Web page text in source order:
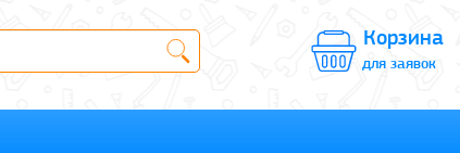
Корзина
для заявок